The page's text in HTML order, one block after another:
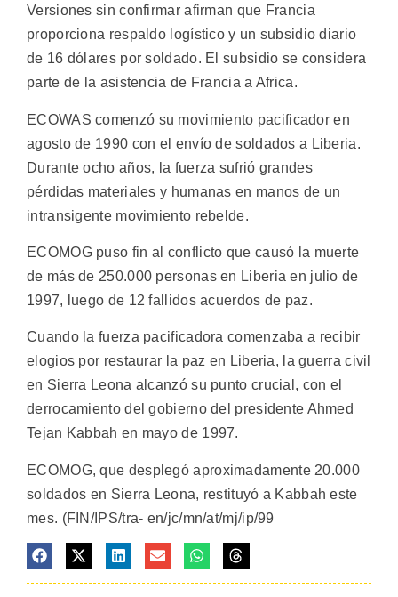
Versiones sin confirmar afirman que Francia
proporciona respaldo logístico y un subsidio diario
de 16 dólares por soldado. El subsidio se considera
parte de la asistencia de Francia a Africa.
ECOWAS comenzó su movimiento pacificador en
agosto de 1990 con el envío de soldados a Liberia.
Durante ocho años, la fuerza sufrió grandes
pérdidas materiales y humanas en manos de un
intransigente movimiento rebelde.
ECOMOG puso fin al conflicto que causó la muerte
de más de 250.000 personas en Liberia en julio de
1997, luego de 12 fallidos acuerdos de paz.
Cuando la fuerza pacificadora comenzaba a recibir
elogios por restaurar la paz en Liberia, la guerra civil
en Sierra Leona alcanzó su punto crucial, con el
derrocamiento del gobierno del presidente Ahmed
Tejan Kabbah en mayo de 1997.
ECOMOG, que desplegó aproximadamente 20.000
soldados en Sierra Leona, restituyó a Kabbah este
mes. (FIN/IPS/tra- en/jc/mn/at/mj/ip/99